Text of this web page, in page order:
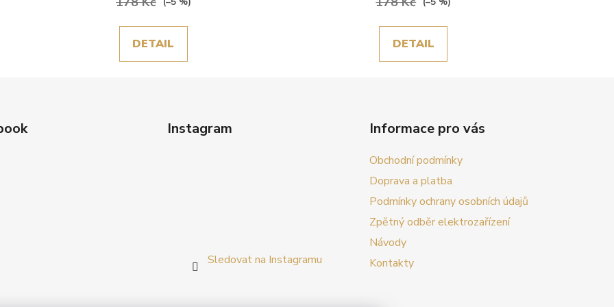
DETAIL DETAIL
Instagram
Sledovat na Instagramu
Informace pro vás
Obchodní podmínky
Doprava a platba
Podmínky ochrany osobních údajů
Zpětný odběr elektrozařízení
Návody
Kontakty